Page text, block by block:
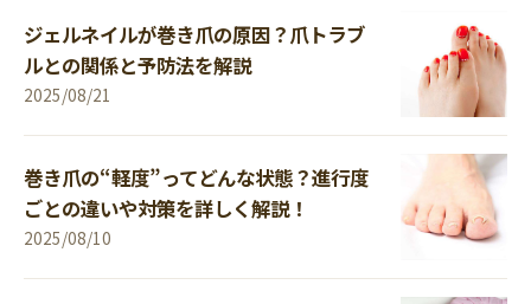
ジェルネイルが巻き爪の原因？爪トラブ
ルとの関係と予防法を解説
2025/08/21
巻き爪の“軽度”ってどんな状態？進行度
ごとの違いや対策を詳しく解説！
2025/08/10